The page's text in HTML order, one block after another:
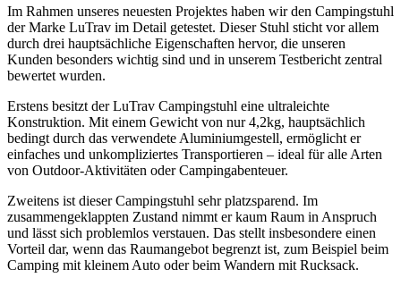
Im Rahmen unseres neuesten Projektes haben wir den Campingstuhl
der Marke LuTrav im Detail getestet. Dieser Stuhl sticht vor allem
durch drei hauptsächliche Eigenschaften hervor, die unseren
Kunden besonders wichtig sind und in unserem Testbericht zentral
bewertet wurden.
Erstens besitzt der LuTrav Campingstuhl eine ultraleichte
Konstruktion. Mit einem Gewicht von nur 4,2kg, hauptsächlich
bedingt durch das verwendete Aluminiumgestell, ermöglicht er
einfaches und unkompliziertes Transportieren – ideal für alle Arten
von Outdoor-Aktivitäten oder Campingabenteuer.
Zweitens ist dieser Campingstuhl sehr platzsparend. Im
zusammengeklappten Zustand nimmt er kaum Raum in Anspruch
und lässt sich problemlos verstauen. Das stellt insbesondere einen
Vorteil dar, wenn das Raumangebot begrenzt ist, zum Beispiel beim
Camping mit kleinem Auto oder beim Wandern mit Rucksack.